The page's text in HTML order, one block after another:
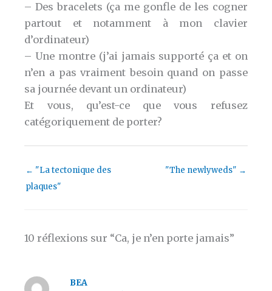
– Des bracelets (ça me gonfle de les cogner
partout et notamment à mon clavier
d’ordinateur)
– Une montre (j’ai jamais supporté ça et on
n’en a pas vraiment besoin quand on passe
sa journée devant un ordinateur)
Et vous, qu’est-ce que vous refusez
catégoriquement de porter?
← "La tectonique des
plaques"
"The newlyweds" →
10 réflexions sur “Ca, je n’en porte jamais”
BEA